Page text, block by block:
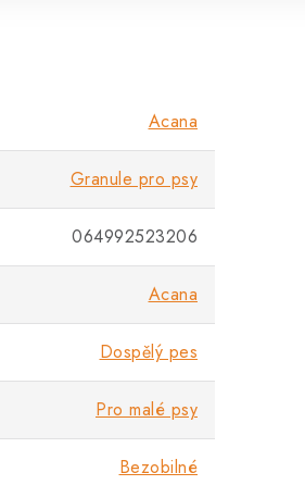
Acana
Granule pro psy
064992523206
Acana
Dospělý pes
Pro malé psy
Bezobilné